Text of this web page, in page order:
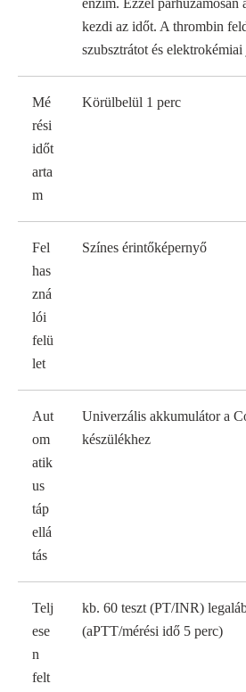
enzim. Ezzel párhuzamosan
kezdi az időt. A thrombin
szubsztrátot és
Mé
rési
időt
arta
m
Körülbelül 1 perc
Fel
has
zná
lói
felü
let
Színes érintőképernyő
Aut
om
atik
us
táp
ellá
tás
Univerzális akkumulátor a
készülékhez
Telj
ese
n
felt
kb. 60 teszt (PT/INR)
(aPTT/mérési idő 5 perc)